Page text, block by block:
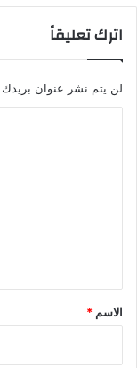
اترك تعليقاً
لن يتم نشر عنوان بريدك
*
الاسم *